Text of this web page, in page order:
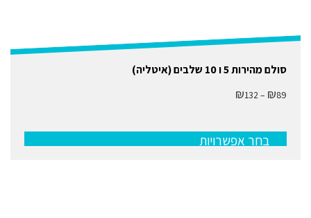
סולם מהירות 5 ו 10 שלבים (איטליה)
₪89
–
₪132
בחר אפשרויות
למוצר
יש
מספר
לבחור
את